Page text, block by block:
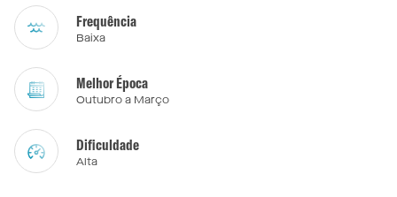
Frequência
Baixa
Melhor Época
Outubro a Março
Dificuldade
Alta